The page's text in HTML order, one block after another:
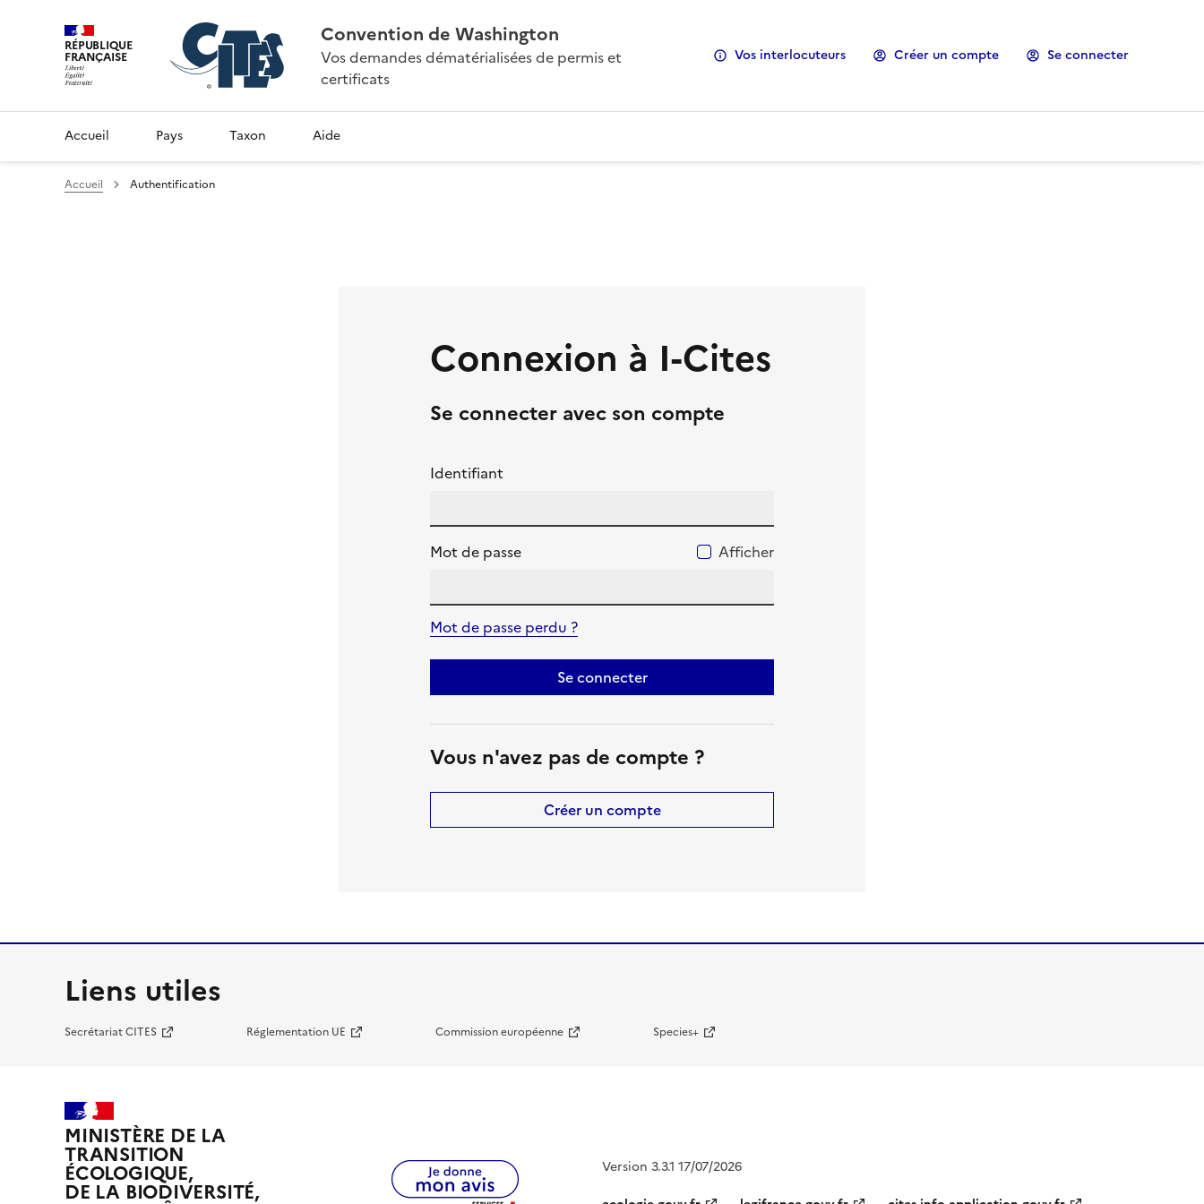
RÉPUBLIQUE
FRANÇAISE
Convention de Washington
Vos demandes dématérialisées de permis et
certificats
Vos interlocuteurs Créer un compte Se connecter
Accueil Pays Taxon Aide
Accueil Authentification
Connexion à I-Cites
Se connecter avec son compte
Identifiant
Mot de passe Afficher
Mot de passe perdu ?
Se connecter
Vous n'avez pas de compte ?
Créer un compte
Liens utiles
Secrétariat CITES Réglementation UE Commission européenne Species+
MINISTÈRE DE LA
TRANSITION
ÉCOLOGIQUE,
DE LA BIODIVERSITÉ,
Version 3.3.1 17/07/2026